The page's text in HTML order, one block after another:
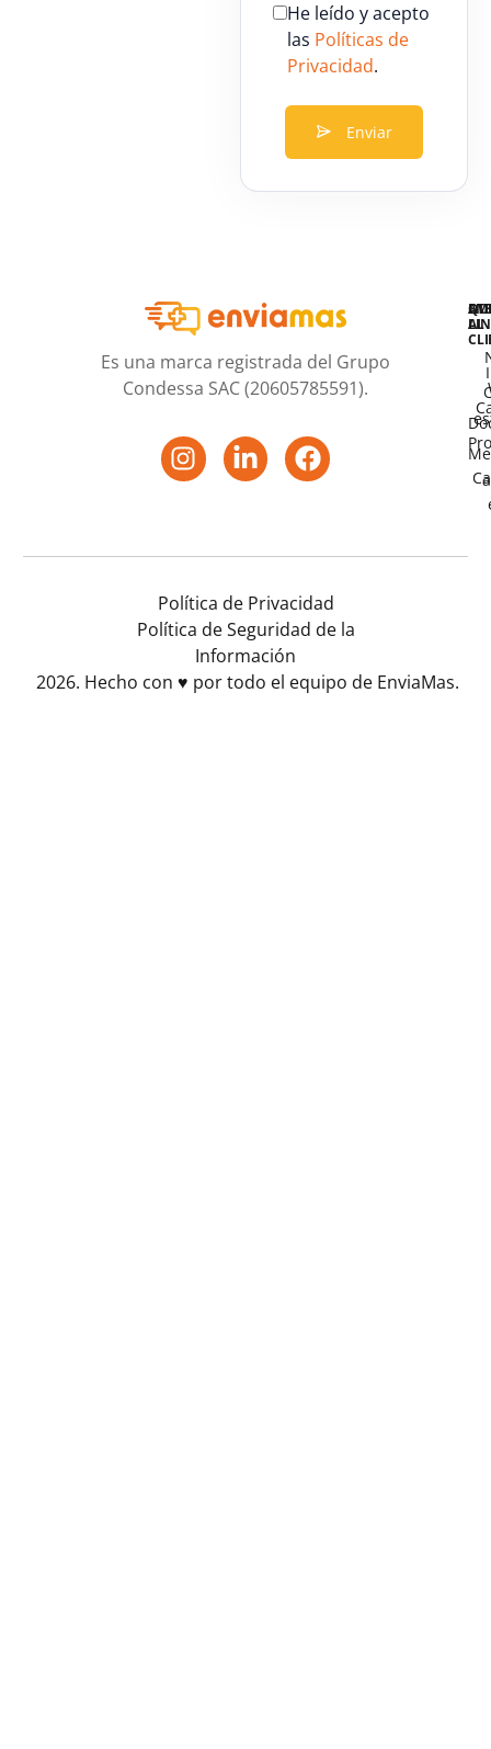
He leído y acepto
las Políticas de
Privacidad.
Enviar
Es una marca registrada del Grupo
Condessa SAC (20605785591).
AL
Política de Privacidad
Política de Seguridad de la
Información
2026. Hecho con ♥️ por todo el equipo de EnviaMas.